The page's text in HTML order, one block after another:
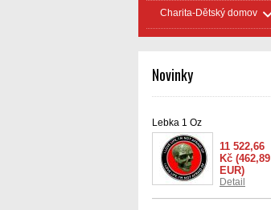
Charita-Dětský domov
Novinky
Lebka 1 Oz
11 522,66
Kč (462,89
EUR)
Detail